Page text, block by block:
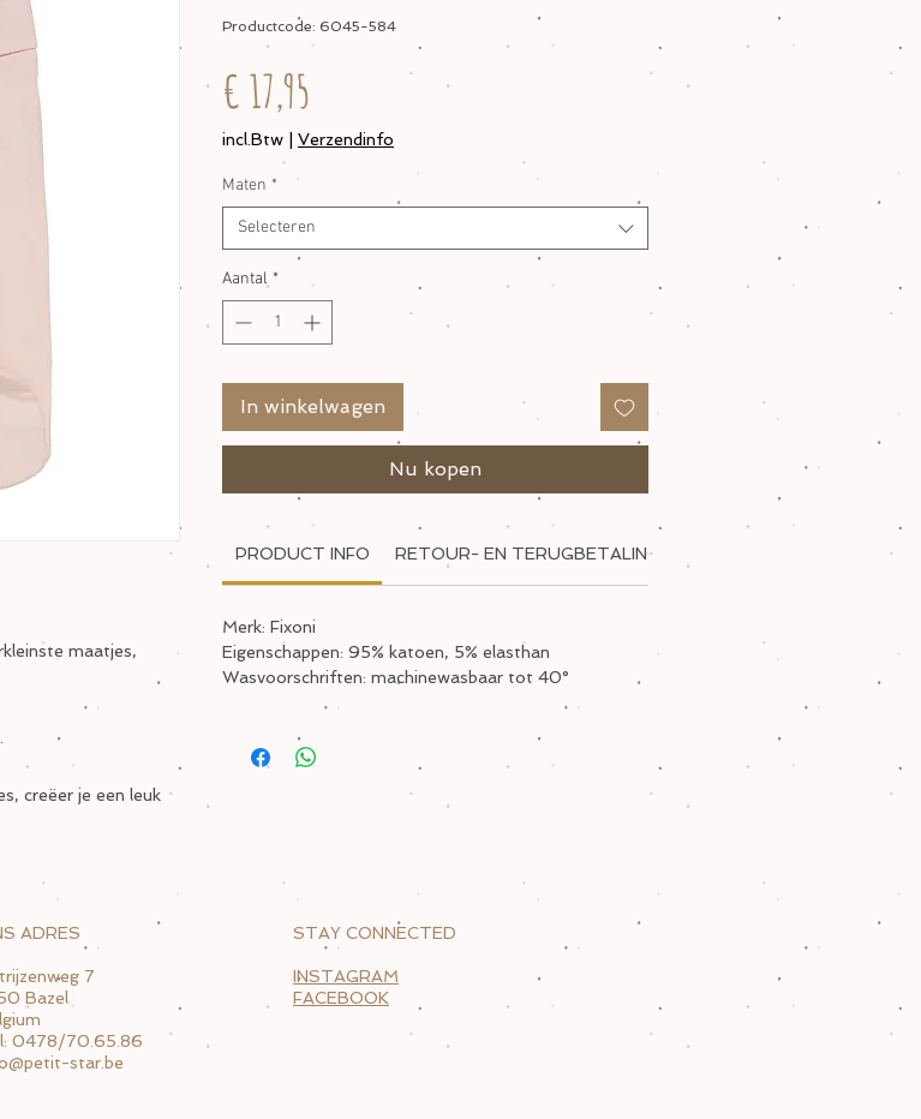
maatjes,
creëer je een leuk
Productcode: 6045-584
€ 17,95
incl.Btw Verzendinfo
Maten *
Selecteren
Aantal *
In winkelwagen
Nu kopen
PRODUCT INFO RETOUR- EN TERUGBETALINGSBELEID
Merk: Fixoni
Eigenschappen: 95% katoen, 5% elasthan
Wasvoorschriften: machinewasbaar tot 40°
ADRES
7
Bazel
0478/70.65.86
star.be
STAY CONNECTED
INSTAGRAM
FACEBOOK